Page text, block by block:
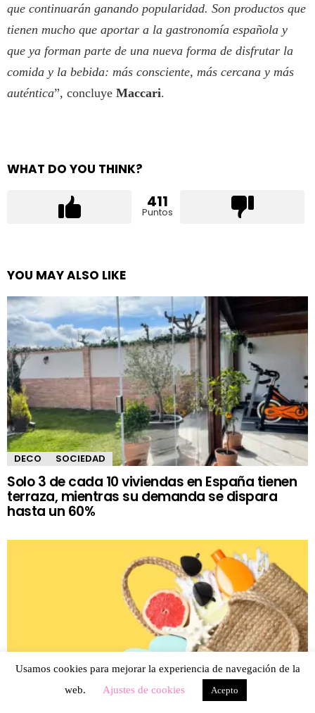
que continuarán ganando popularidad. Son productos que
tienen mucho que aportar a la gastronomía española y
que ya forman parte de una nueva forma de disfrutar la
comida y la bebida: más consciente, más cercana y más
auténtica”, concluye Maccari.
WHAT DO YOU THINK?
411
Puntos
YOU MAY ALSO LIKE
DECO SOCIEDAD
Solo 3 de cada 10 viviendas en España tienen
terraza, mientras su demanda se dispara
hasta un 60%
Usamos cookies para mejorar la experiencia de navegación de la
web.
Ajustes de cookies Acepto